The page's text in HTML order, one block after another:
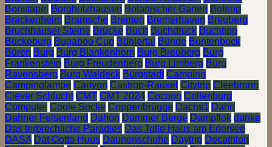
Bonstapel Borgholzhausen Botanischer Garten Bottrop
Brackenheim Bramsche Bremen Bremerhaven Breuberg
Bruchhauser Steine Brücke Buch Buchdruck Buchtipp
Bückeburg Bugaboo Cup Bühlertal Bünde Buntenbock
Büren Burg Burg Blankenhorn Burg Breuberg Burg
Frankenstein Burg Freudenberg Burg Limberg Burg
Ravensberg Burg Waldeck Bürgstadt Camping
Campinglampe Canyon Castrop-Rauxel Citytrip Cleebronn
Clever Schlucht CMT CMT 2024 Cocoon Collenburg
Computer Coole Socke Coppenbrügge Dachs1 Dahn
Dahner Felsenland Dahon Dammer Berge Dampflok danke
Das terbrechliche Paradies Das Tolle Haus am Edersee
DASA Dat Ootto Huus Daunenschuhe Daytrip Decathlon